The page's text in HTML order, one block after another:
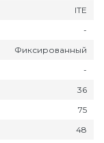
ITE
-
Фиксированный
-
36
75
48